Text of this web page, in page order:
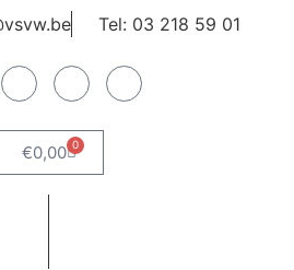
Tel: 03 218 59 01
€0,00 0